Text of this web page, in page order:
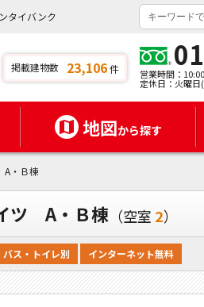
タイバンク
掲載建物数 23,106件 営業時間：
定休日：火曜
地図から探す
・Ｂ棟
ツ A・Ｂ棟 （空室 2）
バス・トイレ別 インターネット無料